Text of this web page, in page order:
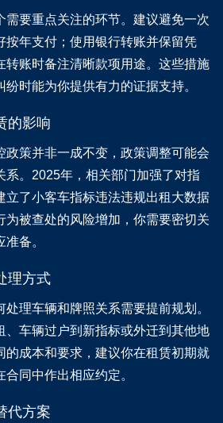
需要重点关注的环节。建议避免一次
按年支付；使用银行转账并保留凭
转账时备注清晰款项用途。这些措施
时能为你提供有力的证据支持。
的影响
政策并非一成不变，政策调整可能会
系。2025年，相关部门加强了对指
立了小客车指标违法违规出租大数据
为被查处的风险增加，你需要密切关
备。
理方式
理车辆和牌照关系需要提前规划。
、车辆过户到新指标或外迁到其他地
的成本和要求，建议你在租赁初期就
同中作出相应约定。
代方案